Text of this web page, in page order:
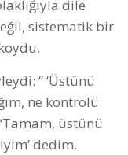
dile
sistematik bir
“ ‘Üstünü
ne kontrolü
üstünü
dedim.